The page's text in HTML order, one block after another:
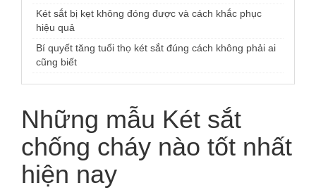
Két sắt bị kẹt không đóng được và cách khắc phục
hiệu quả
Bí quyết tăng tuổi thọ két sắt đúng cách không phải ai
cũng biết
Những mẫu Két sắt
chống cháy nào tốt nhất
hiện nay